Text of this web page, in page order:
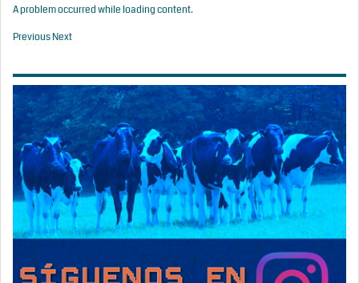
A problem occurred while loading content.
PreviousNext